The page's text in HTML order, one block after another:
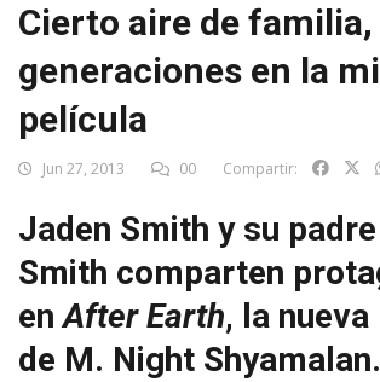
Cierto aire de familia,
generaciones en la
película
Jun 27, 2013 00 Compartir:
Jaden Smith y su
Smith comparten
enAfter Earth, la
de M. Night